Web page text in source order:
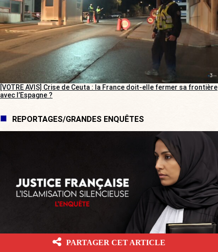
[VOTRE AVIS] Crise de Ceuta : la France doit-elle fermer sa frontière
avec l’Espagne ?
REPORTAGES/GRANDES ENQUÊTES
PARTAGER CET ARTICLE